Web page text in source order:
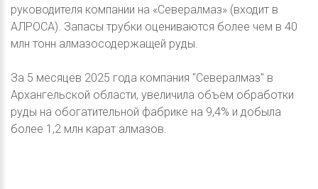
руководителя компании на «Севералмаз» (входит в
АЛРОСА). Запасы трубки оцениваются более чем в 40
млн тонн алмазосодержащей руды.
За 5 месяцев 2025 года компания "Севералмаз" в
Архангельской области, увеличила объем обработки
руды на обогатительной фабрике на 9,4% и добыла
более 1,2 млн карат алмазов.